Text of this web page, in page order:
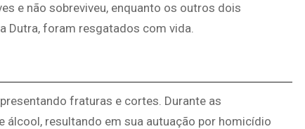
e não sobreviveu, enquanto os outros dois
Dutra, foram resgatados com vida.
fraturas e cortes. Durante as
resultando em sua autuação por homicídio